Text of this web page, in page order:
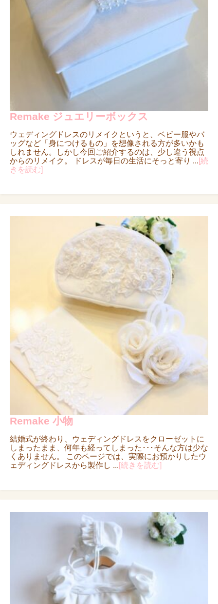
Remake ジュエリーボックス
ウェディングドレスのリメイクというと、ベビー服やバ
ッグなど「身につけるもの」を想像される方が多いかも
しれません。しかし今回ご紹介するのは、少し違う視点
からのリメイク。 ドレスが毎日の生活にそっと寄り ...[続
きを読む]
Remake 小物
結婚式が終わり、ウェディングドレスをクローゼットに
しまったまま、何年も経ってしまった･･･そんな方は少な
くありません。 このページでは、実際にお預かりしたウ
ェディングドレスから製作し ...[続きを読む]